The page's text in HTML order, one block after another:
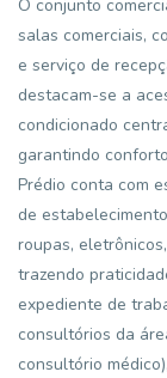
O conjunto
salas comerciais,
e serviço de
destacam-se a
condicionado
garantindo
Prédio conta com
de
roupas,
trazendo
expediente de
consultórios da
consultório